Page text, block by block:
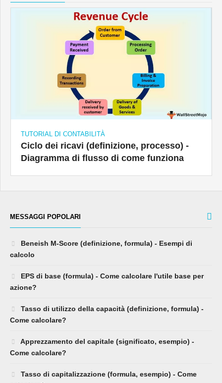
TUTORIAL DI CONTABILITÀ
Ciclo dei ricavi (definizione, processo) -
Diagramma di flusso di come funziona
MESSAGGI POPOLARI
Beneish M-Score (definizione, formula) - Esempi di
calcolo
EPS di base (formula) - Come calcolare l'utile base per
azione?
Tasso di utilizzo della capacità (definizione, formula) -
Come calcolare?
Apprezzamento del capitale (significato, esempio) -
Come calcolare?
Tasso di capitalizzazione (formula, esempio) - Come